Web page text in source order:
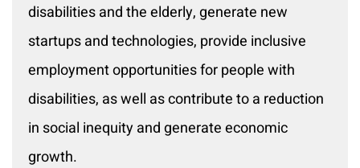
disabilities and the elderly, generate new
startups and technologies, provide inclusive
employment opportunities for people with
disabilities, as well as contribute to a reduction
in social inequity and generate economic
growth.